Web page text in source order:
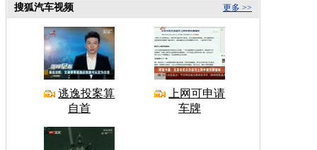
更多 >>
搜狐汽车视频
逃逸投案算
自首
上网可申请
车牌